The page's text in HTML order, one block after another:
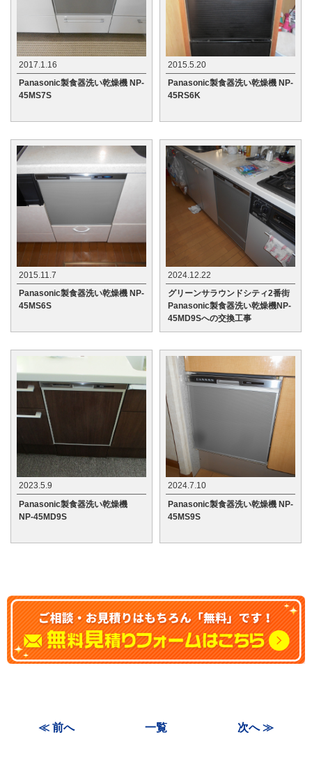
2017.1.16
Panasonic製食器洗い乾燥機 NP-
45MS7S
2015.5.20
Panasonic製食器洗い乾燥機 NP-
45RS6K
2015.11.7
Panasonic製食器洗い乾燥機 NP-
45MS6S
2024.12.22
グリーンサラウンドシティ2番街
Panasonic製食器洗い乾燥機NP-
45MD9Sへの交換工事
2023.5.9
Panasonic製食器洗い乾燥機
NP-45MD9S
2024.7.10
Panasonic製食器洗い乾燥機 NP-
45MS9S
≪ 前へ 一覧 次へ ≫